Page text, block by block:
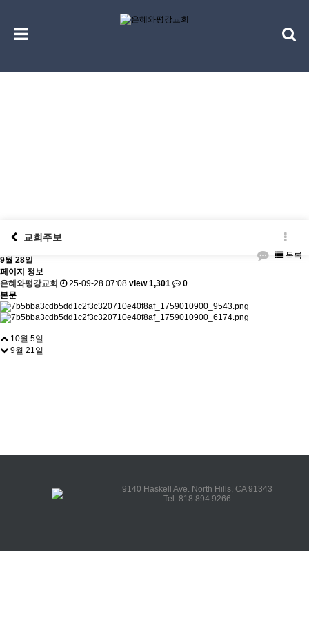
교회주보
목록
9월 28일
페이지 정보
은혜와평강교회
25-09-28 07:08 view 1,301
0
본문
10월 5일
9월 21일
9140 Haskell Ave. North Hills, CA 91343
Tel. 818.894.9266